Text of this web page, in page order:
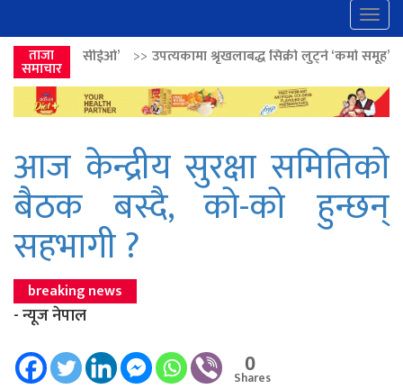
ताजा
समाचार
>>उपत्यकामा श्रृंखलाबद्ध सिक्री लुट्ने ‘कर्मा समूह’का नाइकेसहित पाँच
आज केन्द्रीय सुरक्षा समितिको
बैठक बस्दै, काे-काे हुन्छन्
सहभागी ?
breaking news
- न्यूज नेपाल
0
Shares